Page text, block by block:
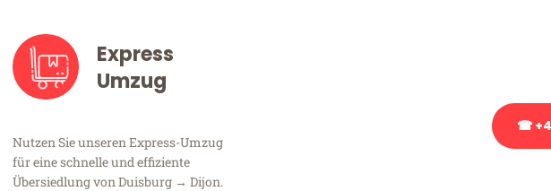
Express
Umzug
Nutzen Sie unseren Express-Umzug
für eine schnelle und effiziente
Übersiedlung von Duisburg → Dijon.
☎